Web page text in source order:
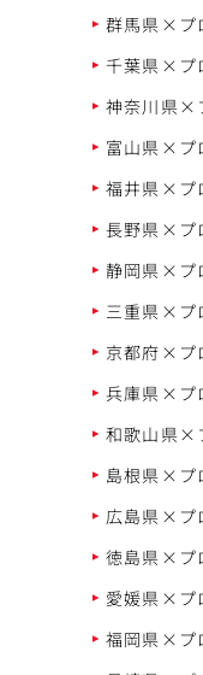
群馬県×プ
千葉県×プ
神奈川県×
富山県×プ
福井県×プ
長野県×プ
静岡県×プ
三重県×プ
京都府×プ
兵庫県×プ
和歌山県×
島根県×プ
広島県×プ
徳島県×プ
愛媛県×プ
福岡県×プ